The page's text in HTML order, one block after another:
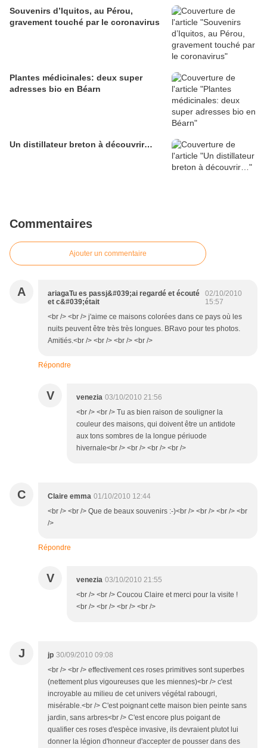
Souvenirs d’Iquitos, au Pérou,
gravement touché par le coronavirus
Plantes médicinales: deux super
adresses bio en Béarn
Un distillateur breton à découvrir…
Commentaires
Ajouter un commentaire
A
ariagaTu es passj&#039;ai regardé et écouté
et c&#039;était
02/10/2010
15:57
<br /> <br /> j'aime ce maisons colorées dans ce pays où les
nuits peuvent être très très longues. BRavo pour tes photos.
Amitiés.<br /> <br /> <br /> <br />
Répondre
V venezia 03/10/2010 21:56
<br /> <br /> Tu as bien raison de souligner la
couleur des maisons, qui doivent être un antidote
aux tons sombres de la longue périuode
hivernale<br /> <br /> <br /> <br />
C Claire emma 01/10/2010 12:44
<br /> <br /> Que de beaux souvenirs :-)<br /> <br /> <br /> <br
/>
Répondre
V venezia 03/10/2010 21:55
<br /> <br /> Coucou Claire et merci pour la visite !
<br /> <br /> <br /> <br />
J jp 30/09/2010 09:08
<br /> <br /> effectivement ces roses primitives sont superbes
(nettement plus vigoureuses que les miennes)<br /> c'est
incroyable au milieu de cet univers végétal rabougri,
misérable.<br /> C'est poignant cette maison bien peinte sans
jardin, sans arbres<br /> C'est encore plus poigant de
qualifier ces roses d'espèce invasive, ils devraient plutot lui
donner la légion d'honneur d'accepter de pousser dans des